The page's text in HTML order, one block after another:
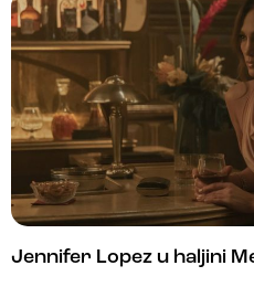
Jennifer Lopez u haljini